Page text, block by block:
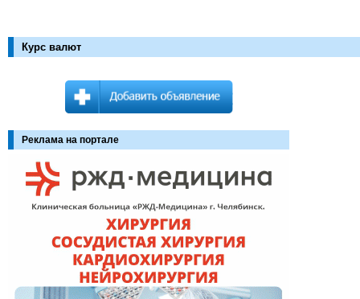
Курс валют
Реклама на портале